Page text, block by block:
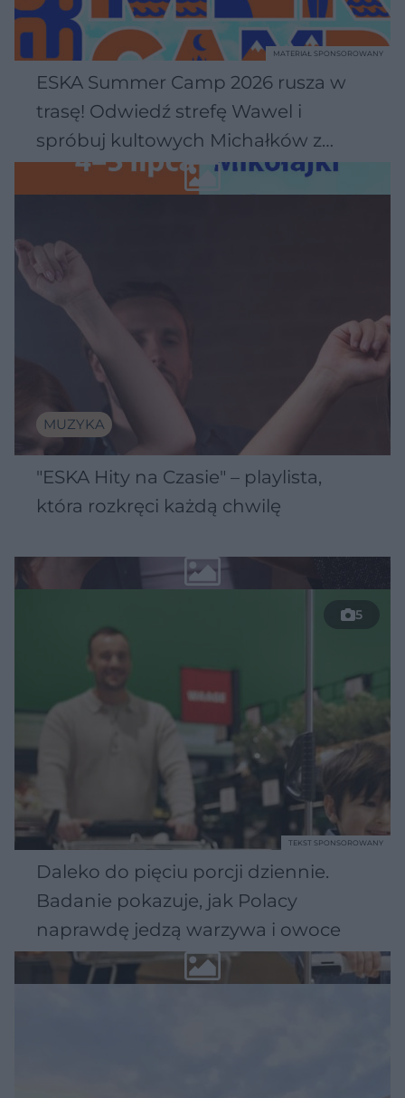
ESKA Summer Camp 2026 rusza w
trasę! Odwiedź strefę Wawel i
spróbuj kultowych Michałków z
Wawelu
MATERIAŁ SPONSOROWANY
MUZYKA
"ESKA Hity na Czasie" – playlista,
która rozkręci każdą chwilę
5
Daleko do pięciu porcji dziennie.
Badanie pokazuje, jak Polacy
naprawdę jedzą warzywa i owoce
TEKST SPONSOROWANY